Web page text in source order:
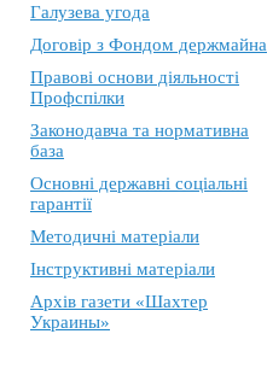
Галузева угода
Договір з Фондом держмайна
Правові основи діяльності
Профспілки
Законодавча та нормативна
база
Основні державні соціальні
гарантії
Методичні матеріали
Інструктивні матеріали
Архів газети «Шахтер
Украины»